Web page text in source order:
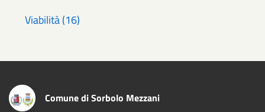
Viabilità (16)
Comune di Sorbolo Mezzani